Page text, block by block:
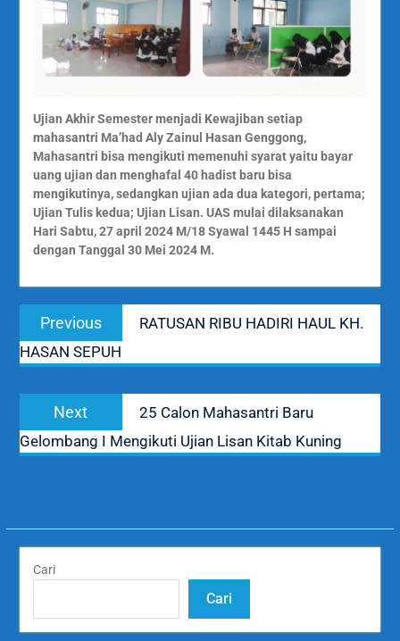
Ujian Akhir Semester menjadi Kewajiban setiap
mahasantri Ma’had Aly Zainul Hasan Genggong,
Mahasantri bisa mengikuti memenuhi syarat yaitu bayar
uang ujian dan menghafal 40 hadist baru bisa
mengikutinya, sedangkan ujian ada dua kategori, pertama;
Ujian Tulis kedua; Ujian Lisan. UAS mulai dilaksanakan
Hari Sabtu, 27 april 2024 M/18 Syawal 1445 H sampai
dengan Tanggal 30 Mei 2024 M.
Navigasi
posPrevious
post:
RATUSAN RIBU HADIRI HAUL KH.
HASAN SEPUH
Next
post:
25 Calon Mahasantri Baru
Gelombang I Mengikuti Ujian Lisan Kitab Kuning
Cari
Cari